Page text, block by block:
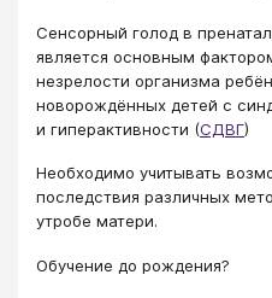
Сенсорный голод в
является основным
незрелости организма
новорождённых детей с
и гиперактивности (СДВГ)
Необходимо учитывать
последствия различных
утробе матери.
Обучение до рождения?